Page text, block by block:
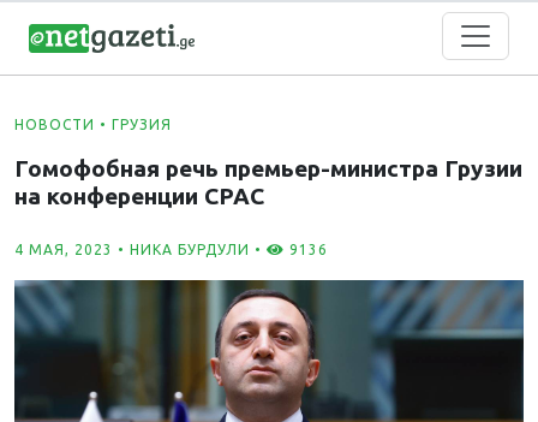
НОВОСТИ • ГРУЗИЯ
Гомофобная речь премьер-министра Грузии
на конференции CPAC
4 МАЯ, 2023 • НИКА БУРДУЛИ • 9136